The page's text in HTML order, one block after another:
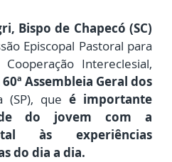
Bispo de Chapecó (SC)
Episcopal Pastoral para
Intereclesial,
60ª Assembleia Geral dos
(SP), que é importante
do jovem com a
às experiências
do dia a dia.